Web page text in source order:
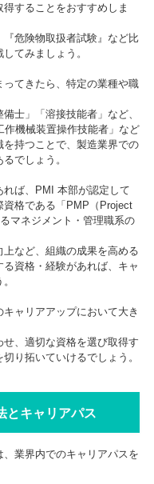
することをおすすめしま
『危険物取扱者試験』など比
てみましょう。
てきたら、特定の業種や職
士」「溶接技能者」など、
作機械装置操作技能者」など
持つことで、製造業界での
でしょう。
れば、PMI 本部が認定して
資格である「PMP（Project
マネジメント・管理職系の
など、組織の成果を高める
資格・経験があれば、キャ
ャリアアップにおいて大き
、適切な資格を選び取得す
り拓いていけるでしょう。
とキャリアパス
業界内でのキャリアパスを